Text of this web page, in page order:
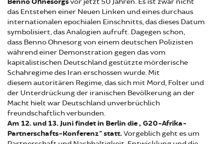
das Entstehen einer Neuen Linken und eines durchaus
internationalen epochialen Einschnitts, das dieses Datum
symbolisiert, das Analogien aufruft. Dagegen schon,
dass Benno Ohnesorg von einem deutschen Polizisten
während einer Demonstration gegen das vom
kapitalistischen Deutschland gestützte mörderische
Schahregime des Iran erschossen wurde. Mit
diesem autoritären Regime, das sich mit Mord, Folter und
der Unterdrückung der iranischen Bevölkerung an der
Macht hielt war Deutschland unverbrüchlich
freundschaftlich verbunden.
Am 12. und 13. Juni findet in Berlin die „G20-Afrika-
Partnerschafts-Konferenz" statt. Vorgeblich geht es um